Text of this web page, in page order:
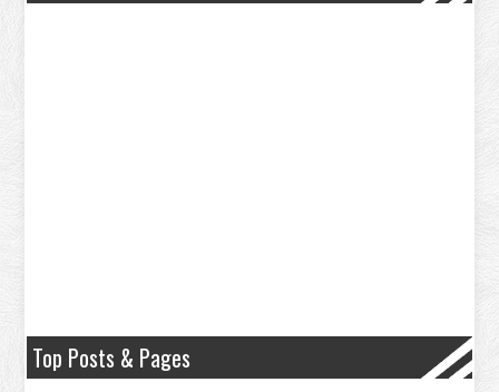
Top Posts & Pages